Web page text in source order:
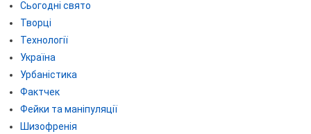
Сьогодні свято
Творці
Технології
Україна
Урбаністика
Фактчек
Фейки та маніпуляції
Шизофренія